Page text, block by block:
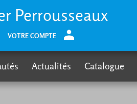
Perrousseaux
VOTRE COMPTE
Actualités Catalogue
des cookies